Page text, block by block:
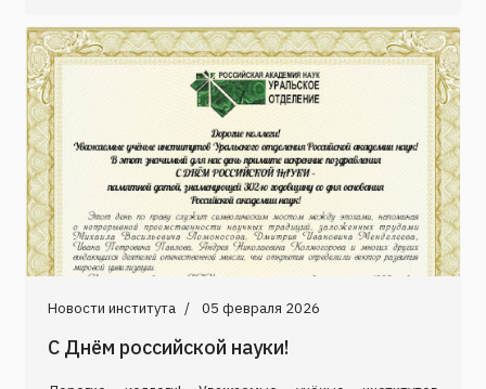
Новости института 05 февраля 2026
С Днём российской науки!